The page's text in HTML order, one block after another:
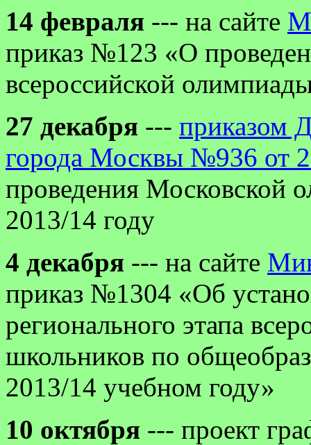
14 февраля --- на сайте
приказ №123 «О
всероссийской
27 декабря --- приказом
города Москвы №936 от
проведения Московской
2013/14 году
4 декабря --- на сайте
приказ №1304 «Об
регионального этапа
школьников по
2013/14 учебном году»
10 октября --- проект